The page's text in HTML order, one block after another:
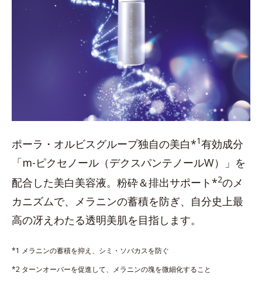
ポーラ・オルビスグループ独自の美白*1有効成分
「m-ピクセノール（デクスパンテノールW）」を
配合した美白美容液。粉砕＆排出サポート*2のメ
カニズムで、メラニンの蓄積を防ぎ、自分史上最
高の冴えわたる透明美肌を目指します。
*1 メラニンの蓄積を抑え、シミ・ソバカスを防ぐ
*2 ターンオーバーを促進して、メラニンの塊を微細化すること